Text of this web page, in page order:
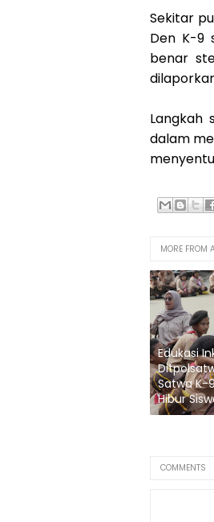
Sekitar
Den K-9
benar
Langkah
dalam
MORE FROM
Edukasi
Satwa K-
Hibur
COMMENTS